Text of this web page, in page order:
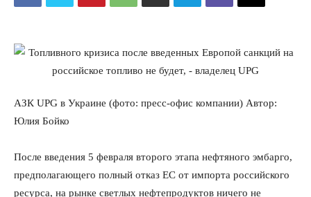
АЗК UPG в Украине (фото: пресс-офис компании) Автор:
Юлия Бойко
После введения 5 февраля второго этапа нефтяного эмбарго,
предполагающего полный отказ ЕС от импорта российского
ресурса, на рынке светлых нефтепродуктов ничего не